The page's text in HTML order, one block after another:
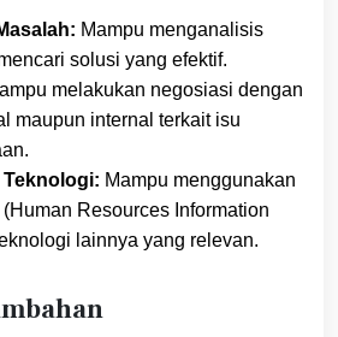
Mampu menganalisis
solusi yang efektif.
melakukan negosiasi dengan
maupun internal terkait isu
Mampu menggunakan
Resources Information
lainnya yang relevan.